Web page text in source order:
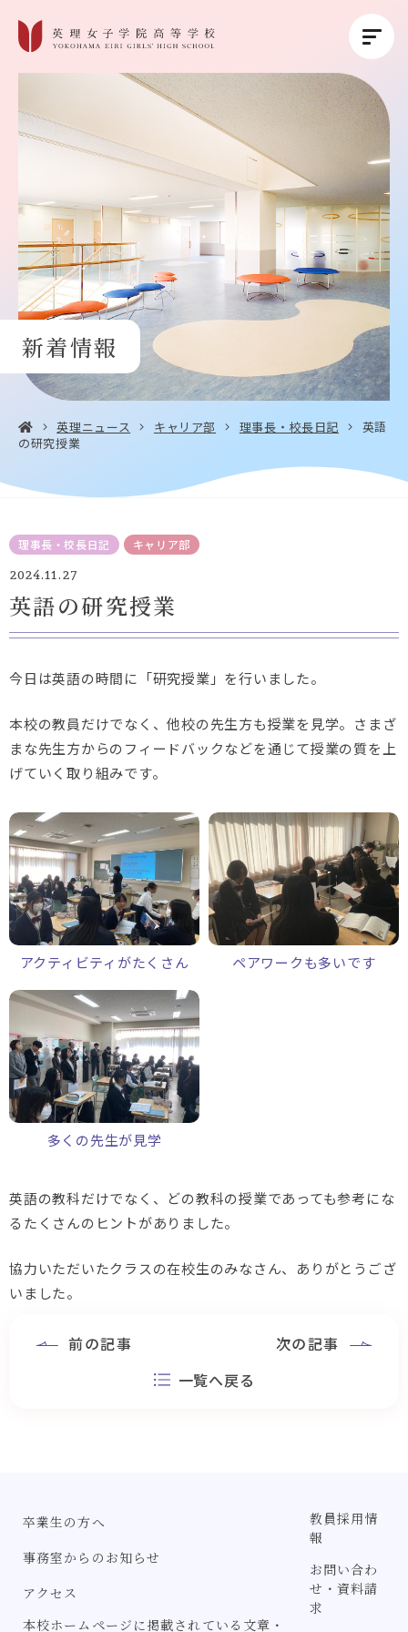
英理女子学院について
英理女子学院の教育
コース紹介
学校生活
進路・進学
受験生の方へ
資料請求
Instagram Facebook YouTube LINE
新着情報
英理ニュース キャリア部 理事長・校長日記
英語
の研究授業
理事長・校長日記 キャリア部
2024.11.27
英語の研究授業
今日は英語の時間に「研究授業」を行いました。
本校の教員だけでなく、他校の先生方も授業を見学。さまざ
まな先生方からのフィードバックなどを通じて授業の質を上
げていく取り組みです。
アクティビティがたくさん ペアワークも多いです
多くの先生が見学
英語の教科だけでなく、どの教科の授業であっても参考にな
るたくさんのヒントがありました。
協力いただいたクラスの在校生のみなさん、ありがとうござ
いました。
前の記事
一覧へ戻る
次の記事
卒業生の方へ
事務室からのお知らせ
アクセス
本校ホームページに掲載されている文章・
教員採用情
報
お問い合わ
せ・資料請
求